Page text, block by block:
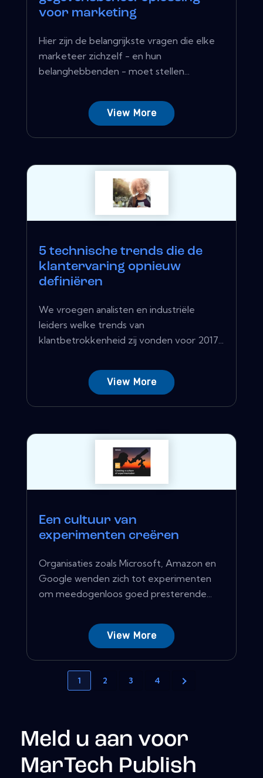
voor marketing
Hier zijn de belangrijkste vragen die elke
marketeer zichzelf - en hun
belanghebbenden - moet stellen...
View More
5 technische trends die de
klantervaring opnieuw
definiëren
We vroegen analisten en industriële
leiders welke trends van
klantbetrokkenheid zij vonden voor 2017...
View More
Een cultuur van
experimenten creëren
Organisaties zoals Microsoft, Amazon en
Google wenden zich tot experimenten
om meedogenloos goed presterende...
View More
1 2 3 4
Meld u aan voor
MarTech Publish